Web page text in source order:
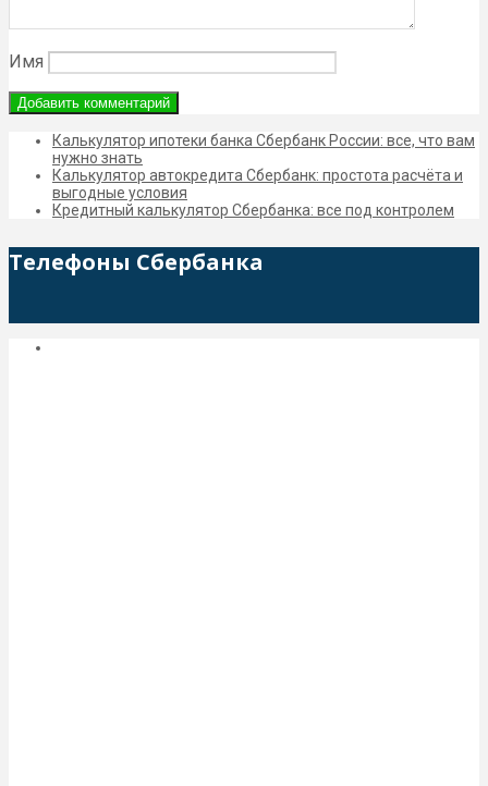
Имя
Калькулятор ипотеки банка Сбербанк России: все, что вам
нужно знать
Калькулятор автокредита Сбербанк: простота расчёта и
выгодные условия
Кредитный калькулятор Сбербанка: все под контролем
Телефоны Сбербанка